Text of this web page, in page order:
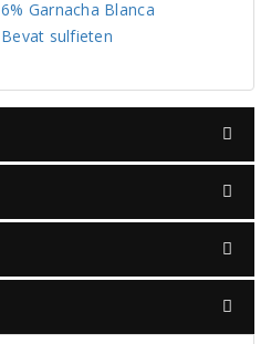
6% Garnacha Blanca
Bevat sulfieten